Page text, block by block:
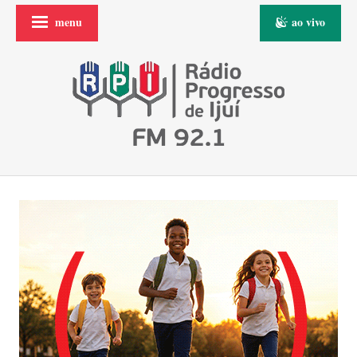
menu ao vivo